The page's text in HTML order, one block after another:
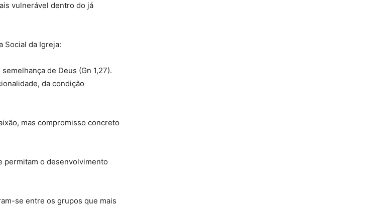
vulnerável dentro do já
Social da Igreja:
de Deus (Gn 1,27).
da condição
mas compromisso concreto
permitam o desenvolvimento
se entre os grupos que mais